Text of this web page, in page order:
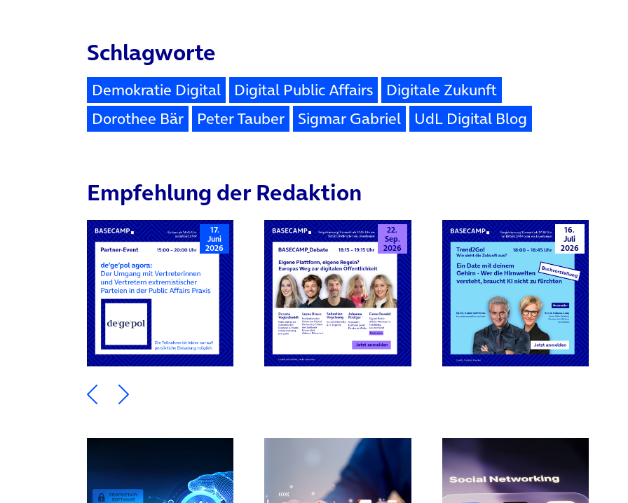
Schlagworte
Demokratie Digital Digital Public Affairs
Digitale Zukunft
Dorothee Bär
Peter Tauber Sigmar Gabriel UdL Digital Blog
Empfehlung der Redaktion
17.
Juni
2026
22.
Sep.
2026
16.
Juli
2026
Ein Element zurück blättern
Ein Element weiter blättern